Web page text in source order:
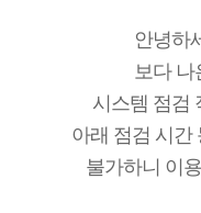
안녕하
보다 나
시스템 점검
아래 점검 시간
불가하니 이